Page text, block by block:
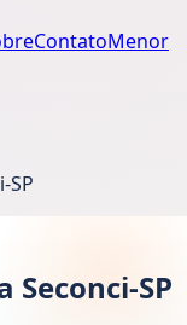
ContatoMenor
SP
Seconci-SP